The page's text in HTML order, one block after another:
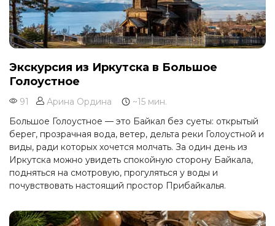
Экскурсия из Иркутска в Большое
Голоустное
91 Арина Ордина
~15 мин.
Большое Голоустное — это Байкал без суеты: открытый
берег, прозрачная вода, ветер, дельта реки Голоустной и
виды, ради которых хочется молчать. За один день из
Иркутска можно увидеть спокойную сторону Байкала,
подняться на смотровую, прогуляться у воды и
почувствовать настоящий простор Прибайкалья.